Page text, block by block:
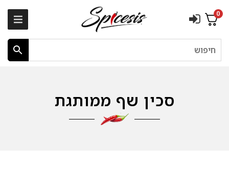
0
חיפוש
סכין שף ממותגת